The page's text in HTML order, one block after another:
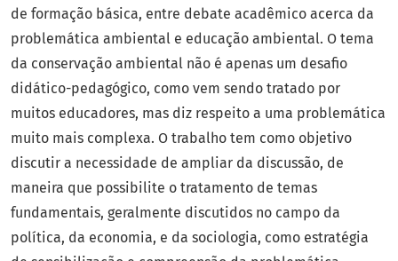
de formação básica, entre debate acadêmico acerca da
problemática ambiental e educação ambiental. O tema
da conservação ambiental não é apenas um desafio
didático-pedagógico, como vem sendo tratado por
muitos educadores, mas diz respeito a uma problemática
muito mais complexa. O trabalho tem como objetivo
discutir a necessidade de ampliar da discussão, de
maneira que possibilite o tratamento de temas
fundamentais, geralmente discutidos no campo da
política, da economia, e da sociologia, como estratégia